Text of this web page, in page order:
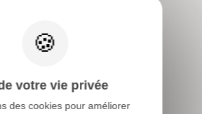
aussi
votre vie privée
des cookies pour améliorer